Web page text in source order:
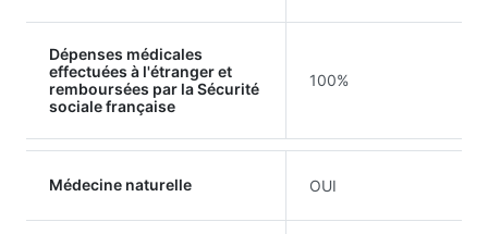
Dépenses médicales
effectuées à l'étranger et
remboursées par la Sécurité
sociale française
100%
Médecine naturelle OUI